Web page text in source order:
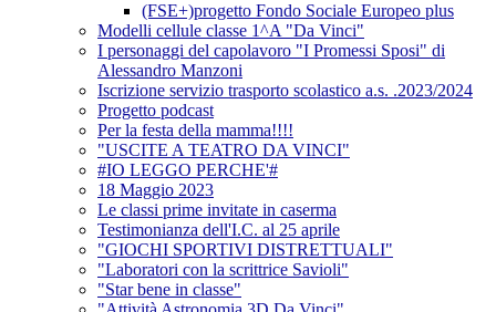
(FSE+)progetto Fondo Sociale Europeo plus
Modelli cellule classe 1^A "Da Vinci"
I personaggi del capolavoro "I Promessi Sposi" di
Alessandro Manzoni
Iscrizione servizio trasporto scolastico a.s. .2023/2024
Progetto podcast
Per la festa della mamma!!!!
"USCITE A TEATRO DA VINCI"
#IO LEGGO PERCHE'#
18 Maggio 2023
Le classi prime invitate in caserma
Testimonianza dell'I.C. al 25 aprile
"GIOCHI SPORTIVI DISTRETTUALI"
"Laboratori con la scrittrice Savioli"
"Star bene in classe"